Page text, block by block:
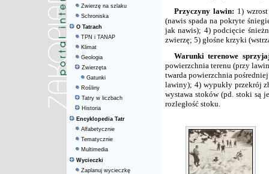
Zwierzę na szlaku
Schroniska
O Tatrach
TPN i TANAP
Klimat
Geologia
Zwierzęta
Gatunki
Rośliny
Tatry w liczbach
Historia
Encyklopedia Tatr
Alfabetycznie
Tematycznie
Multimedia
Wycieczki
Zaplanuj wycieczkę
Przyczyny lawin: 1)
(nawis spada na pokryte
jak nawis); 4) podcięcie
zwierzę; 5) głośne krzyki
Warunki terenowe
powierzchnia terenu (przy
twarda powierzchnia
lawiny); 4) wypukły przekrój
wystawa stoków (pd. stoki są
rozległość stoku.